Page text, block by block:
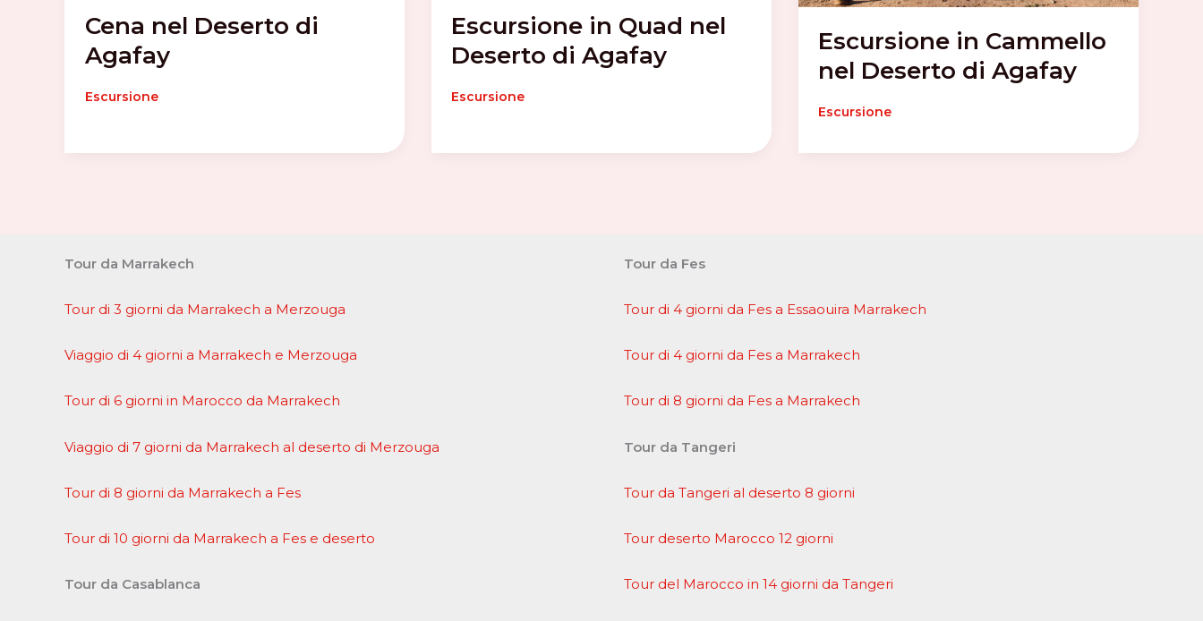
Cena nel Deserto di
Agafay
Escursione
Escursione in Quad nel
Deserto di Agafay
Escursione
Escursione in Cammello
nel Deserto di Agafay
Escursione
Tour da Marrakech
Tour di 3 giorni da Marrakech a Merzouga
Viaggio di 4 giorni a Marrakech e Merzouga
Tour di 6 giorni in Marocco da Marrakech
Viaggio di 7 giorni da Marrakech al deserto di Merzouga
Tour di 8 giorni da Marrakech a Fes
Tour di 10 giorni da Marrakech a Fes e deserto
Tour da Casablanca
Tour da Fes
Tour di 4 giorni da Fes a Essaouira Marrakech
Tour di 4 giorni da Fes a Marrakech
Tour di 8 giorni da Fes a Marrakech
Tour da Tangeri
Tour da Tangeri al deserto 8 giorni
Tour deserto Marocco 12 giorni
Tour del Marocco in 14 giorni da Tangeri